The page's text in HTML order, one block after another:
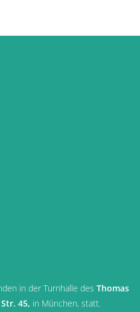
in der Turnhalle des Thomas
45, in München, statt.